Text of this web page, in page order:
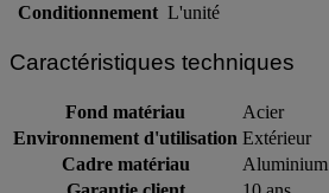
Conditionnement L'unité
Caractéristiques techniques
Fond matériau
Acier
Environnement d'utilisation Extérieur
Cadre matériau
Aluminium